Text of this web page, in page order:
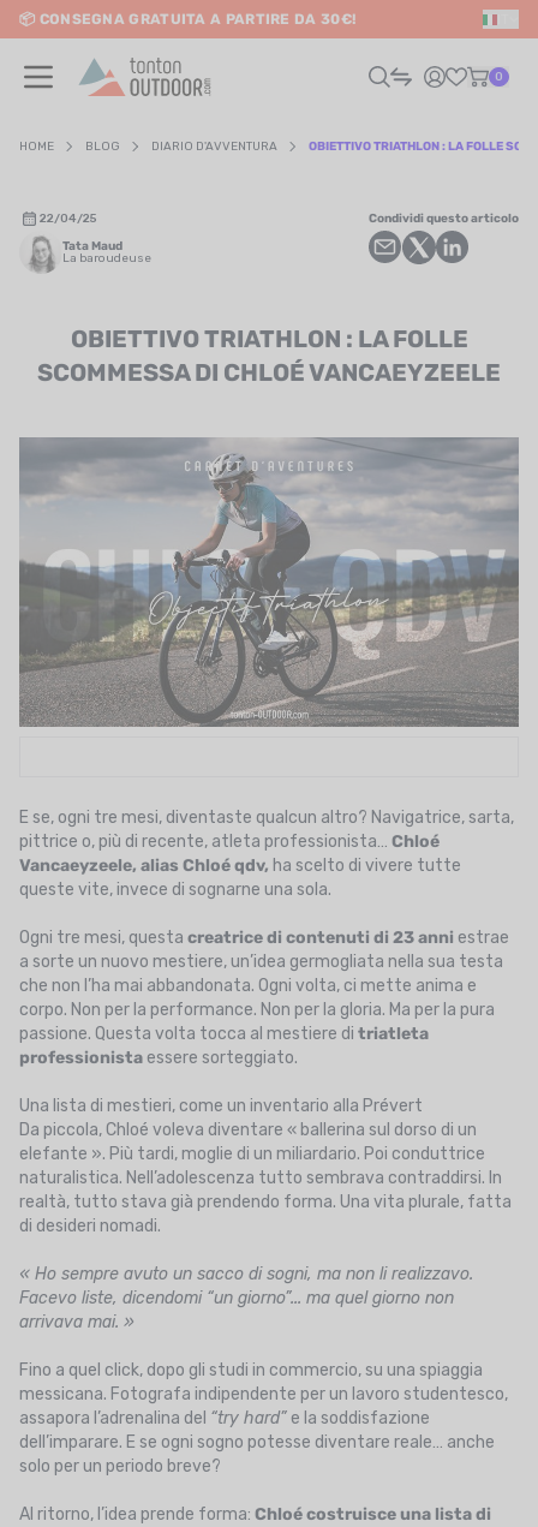
content
📦 CONSEGNA GRATUITA A PARTIRE DA 30€!
0
/ CORSA
/ VIAGGIO
SPORT
CARTA REGALO
I MIEI PREFERITI
IL BLOG DEI TONTONS
HOME BLOG DIARIO D'AVVENTURA OBIETTIVO TRIATHLON : LA FOLLE
22/04/25
Tata Maud
La baroudeuse
Condividi questo articolo
OBIETTIVO TRIATHLON : LA FOLLE
SCOMMESSA DI CHLOÉ VANCAEYZEELE
E se, ogni tre mesi, diventaste qualcun altro? Navigatrice, sarta,
pittrice o, più di recente, atleta professionista… Chloé
Vancaeyzeele, alias Chloé qdv, ha scelto di vivere tutte
queste vite, invece di sognarne una sola.
Ogni tre mesi, questa creatrice di contenuti di 23 anni estrae
a sorte un nuovo mestiere, un’idea germogliata nella sua testa
che non l’ha mai abbandonata. Ogni volta, ci mette anima e
corpo. Non per la performance. Non per la gloria. Ma per la pura
passione. Questa volta tocca al mestiere di triatleta
professionista essere sorteggiato.
Una lista di mestieri, come un inventario alla Prévert
Da piccola, Chloé voleva diventare « ballerina sul dorso di un
elefante ». Più tardi, moglie di un miliardario. Poi conduttrice
naturalistica. Nell’adolescenza tutto sembrava contraddirsi. In
realtà, tutto stava già prendendo forma. Una vita plurale, fatta
di desideri nomadi.
« Ho sempre avuto un sacco di sogni, ma non li realizzavo.
Facevo liste, dicendomi “un giorno”... ma quel giorno non
arrivava mai. »
Fino a quel click, dopo gli studi in commercio, su una spiaggia
messicana. Fotografa indipendente per un lavoro studentesco,
assapora l’adrenalina del “try hard” e la soddisfazione
dell’imparare. E se ogni sogno potesse diventare reale… anche
solo per un periodo breve?
Al ritorno, l’idea prende forma: Chloé costruisce una lista di